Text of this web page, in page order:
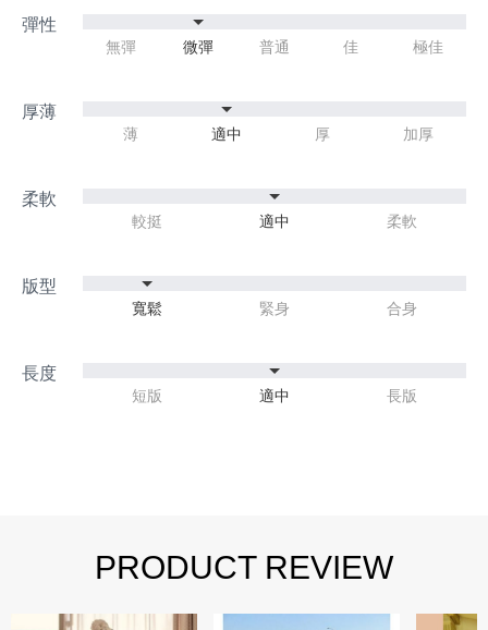
無彈 微彈 普通 佳 極佳
薄 適中 厚 加厚
較挺 適中 柔軟
寬鬆 緊身 合身
短版 適中 長版
PRODUCT REVIEW